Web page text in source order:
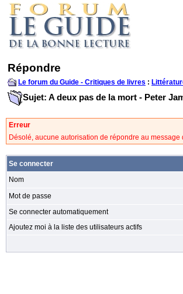
Répondre
Le forum du Guide - Critiques de livres :
Sujet: A deux pas de la mort - Peter
Erreur
Désolé, aucune autorisation de répondre au message
Se connecter
Nom
Mot de passe
Se connecter automatiquement
Ajoutez moi à la liste des utilisateurs actifs